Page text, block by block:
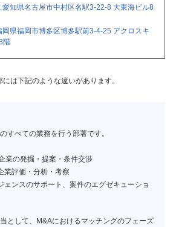
: 愛知県名古屋市中村区名駅3-22-8 大東海ビル8
岡県福岡市博多区博多駅前3-4-25 アクロスキ
階
は下記のような違いがあります。
すべての業務を行う部署です。
業の発掘・提案・条件交渉
業評価・分析・考察
ェンスのサポート、案件のエグゼキューショ
として、M&Aにおけるマッチングのフェーズ